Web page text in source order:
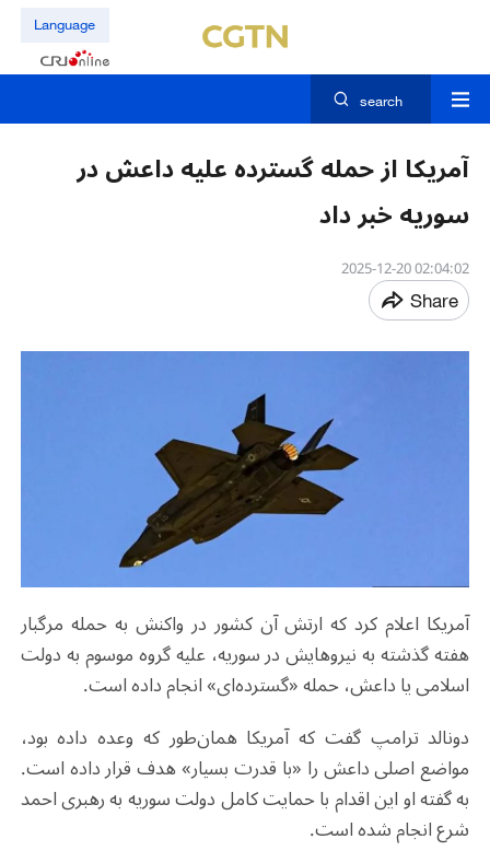
Language
search
آمریکا از حمله‌ گسترده علیه داعش در
سوریه خبر داد
02:04:02 2025-12-20
Share
آمریکا اعلام کرد که ارتش آن کشور در واکنش به حمله مرگبار
هفته گذشته به نیروهایش در سوریه، علیه گروه موسوم به دولت
اسلامی یا داعش، حمله‌ «گسترده‌ای» انجام داده است.
دونالد ترامپ گفت که آمریکا همان‌طور که وعده داده بود،
مواضع اصلی داعش را «با قدرت بسیار» هدف قرار داده است.
به گفته او این اقدام با حمایت کامل دولت سوریه به رهبری احمد
شرع انجام شده است.